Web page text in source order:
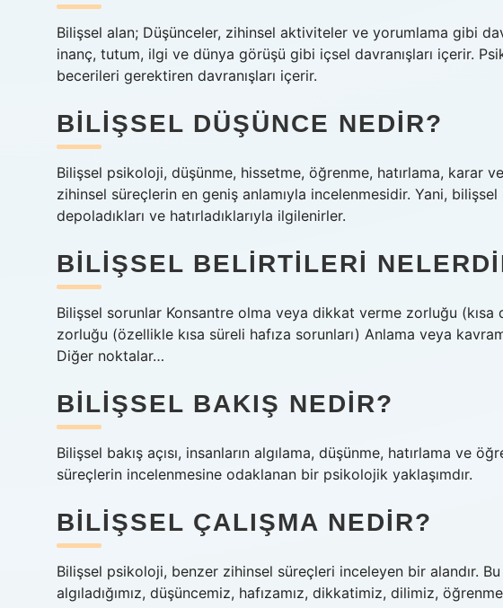
Bilişsel alan; Düşünceler, zihinsel aktiviteler ve yorumlama gibi
inanç, tutum, ilgi ve dünya görüşü gibi içsel davranışları içerir.
becerileri gerektiren davranışları içerir.
BILIŞSEL DÜŞÜNCE NEDIR?
Bilişsel psikoloji, düşünme, hissetme, öğrenme, hatırlama, karar
zihinsel süreçlerin en geniş anlamıyla incelenmesidir. Yani, bilişsel
depoladıkları ve hatırladıklarıyla ilgilenirler.
BILIŞSEL BELIRTILERI
Bilişsel sorunlar Konsantre olma veya dikkat verme zorluğu (kısa
zorluğu (özellikle kısa süreli hafıza sorunları) Anlama veya
Diğer noktalar…
BILIŞSEL BAKIŞ NEDIR?
Bilişsel bakış açısı, insanların algılama, düşünme, hatırlama ve
süreçlerin incelenmesine odaklanan bir psikolojik yaklaşımdır.
BILIŞSEL ÇALIŞMA NEDIR?
Bilişsel psikoloji, benzer zihinsel süreçleri inceleyen bir alandır.
algıladığımız, düşüncemiz, hafızamız, dikkatimiz, dilimiz,